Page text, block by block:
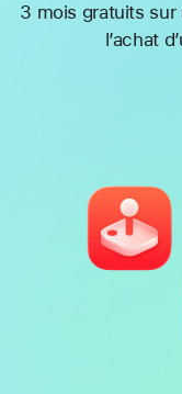
3 mois gratuits
l’achat